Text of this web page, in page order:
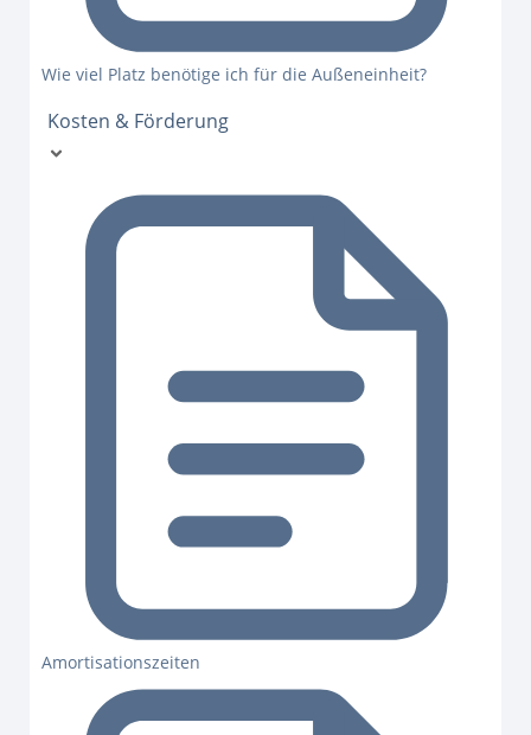
Wie viel Platz benötige ich für die Außeneinheit?
Kosten & Förderung
Amortisationszeiten